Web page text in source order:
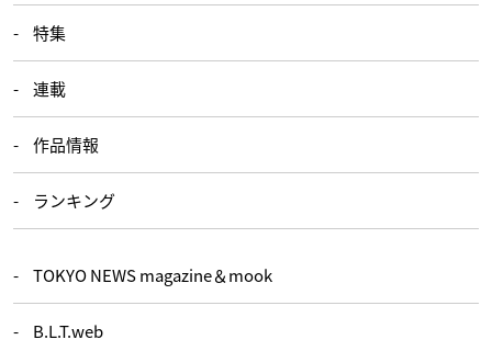
特集
連載
作品情報
ランキング
TOKYO NEWS magazine＆mook
B.L.T.web